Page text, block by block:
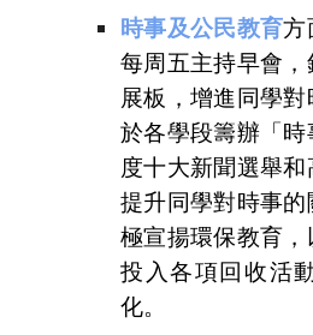
時事及公民教育方
每周五主持早會
展板，增進同學
於各學段籌辦「
度十大新聞選舉和
提升同學對時事
極宣揚環保教育
投入各項回收活
化。